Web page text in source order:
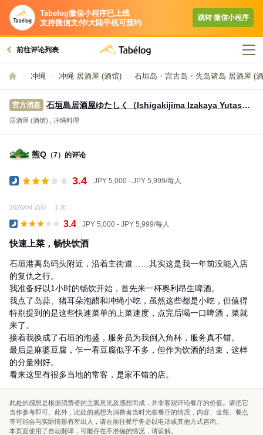
Tabelog微信小程序已上线
支持微信支付/大陆手机可预约
跳转​ 微信小程序​
前往评论列表
冲绳 冲绳 居酒屋 (酒馆) 石垣岛・宫古岛・先岛诸岛 居酒屋 (
官方消息 石垣島居酒屋ゆたしく （Ishigakijima Izakaya Yutashiku）
居酒屋 (酒馆) , 冲绳料理
熊Q （7）的评论
3.4 JPY 5,000 - JPY 5,999/每人
2026/04 访问 1 次
3.4 JPY 5,000 - JPY 5,999/每人
快速上菜，畅快饮酒
石垣港离岛码头附近，沿着主街道……其实这是我一年前没能入店
的复仇之行。
我准备好以1小时的畅饮开始，首先来一杯奥利昂生啤酒。
我点了岛蒜、猪耳朵泡醋和冲绳小吃，虽然这些都是小吃，但值得
特别提到的是这些快速菜单的上菜速度，点完后喝一口啤酒，菜就
来了。
接着我换成了石垣的泡盛，服务员为我倒入角杯，服务真不错。
最后是麻婆豆腐，乍一看豆腐似乎不多，但作为饮酒的结束，这样
的分量刚好。
看来这里有很多当地的常客，是家不错的店。
此处的感想是根据消费者的主观意见及感想而成，并非客观评论餐厅的价值。请把它
当作参考即可。此外，此处的感想为消费者当时光临餐厅的情况，内容、金额、餐点
等可能会与实际情形有所出入，请在前往餐厅务必以电话或其他方式咨询。
本页面使用了自动翻译，可能存在不准确的情况，请谅解。